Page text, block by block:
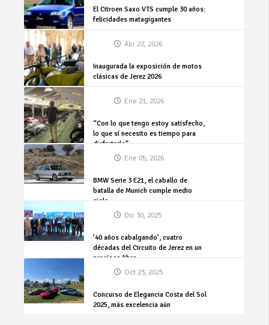
El Citroen Saxo VTS cumple 30 años:
felicidades matagigantes
Abr 22, 2026
Inaugurada la exposición de motos
clásicas de Jerez 2026
Ene 21, 2026
“Con lo que tengo estoy satisfecho,
lo que sí necesito es tiempo para
disfrutarlo”
Ene 05, 2026
BMW Serie 3 E21, el caballo de
batalla de Munich cumple medio
siglo
Dic 30, 2025
’40 años cabalgando’, cuatro
décadas del Circuito de Jerez en un
precioso libro
Oct 23, 2025
Concurso de Elegancia Costa del Sol
2025, más excelencia aún